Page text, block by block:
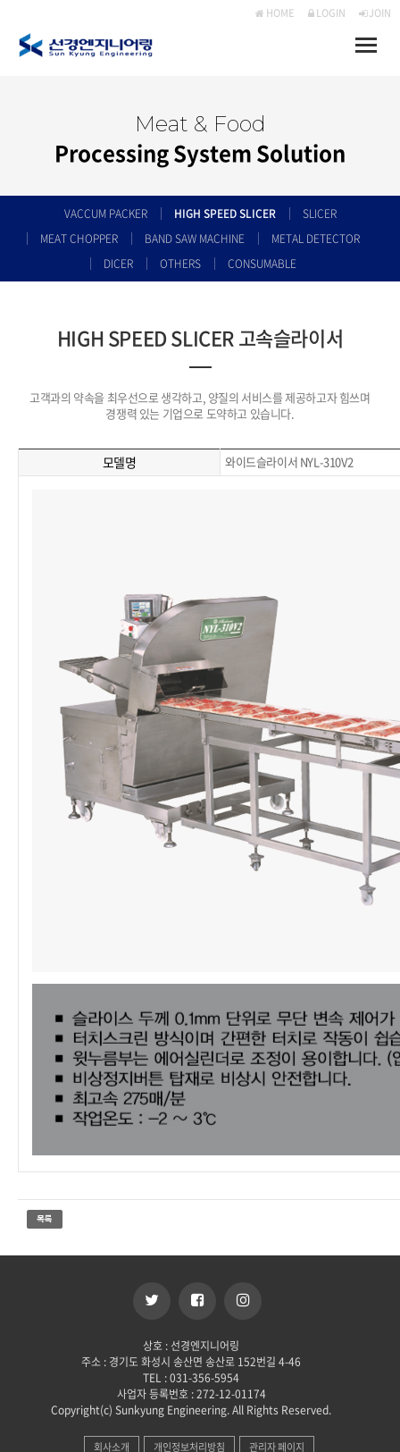
HOME LOGIN JOIN
Toggle
Meat & Food
Processing System Solution
VACCUM PACKER HIGH SPEED SLICER
SLICER
MEAT CHOPPER
BAND SAW MACHINE
METAL DETECTOR
DICER
OTHERS CONSUMABLE
HIGH SPEED SLICER 고속슬라이서
고객과의 약속을 최우선으로 생각하고, 양질의 서비스를 제공하고자 힘쓰며
경쟁력 있는 기업으로 도약하고 있습니다.
모델명 와이드슬라이서 NYL-310V2
상호 : 선경엔지니어링
주소 : 경기도 화성시 송산면 송산로 152번길 4-46
TEL : 031-356-5954
사업자 등록번호 : 272-12-01174
Copyright(c) Sunkyung Engineering. All Rights Reserved.
회사소개 개인정보처리방침 관리자 페이지